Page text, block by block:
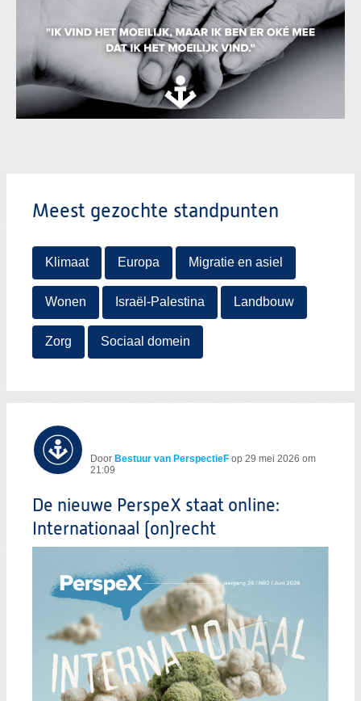
Nieuwsoverzicht
Meest gezochte standpunten
Klimaat Europa Migratie en asiel
Wonen Israël-Palestina Landbouw
Zorg Sociaal domein
Door Bestuur van PerspectieF op 29 mei 2026 om
21:09
De nieuwe PerspeX staat online:
Internationaal (on)recht